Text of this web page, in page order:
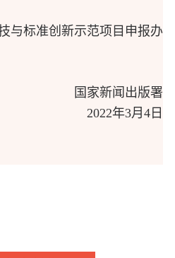
与标准创新示范项目申报办
国家新闻出版署
2022年3月4日